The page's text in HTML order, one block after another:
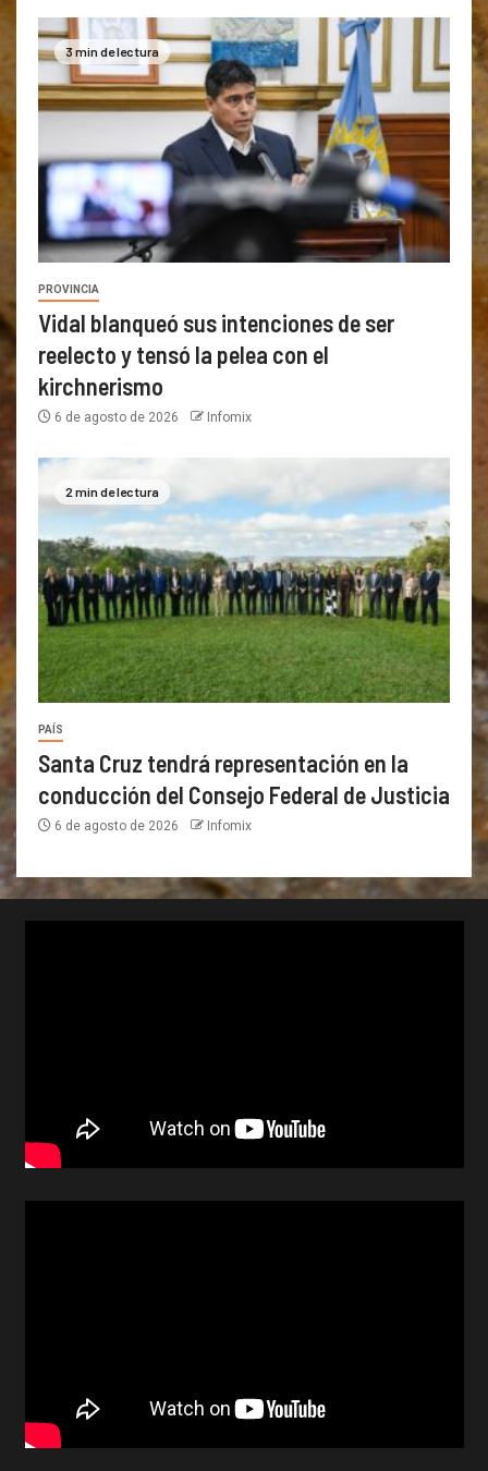
3 min de lectura
PROVINCIA
Vidal blanqueó sus intenciones de ser
reelecto y tensó la pelea con el
kirchnerismo
6 de agosto de 2026 Infomix
2 min de lectura
PAÍS
Santa Cruz tendrá representación en la
conducción del Consejo Federal de Justicia
6 de agosto de 2026 Infomix